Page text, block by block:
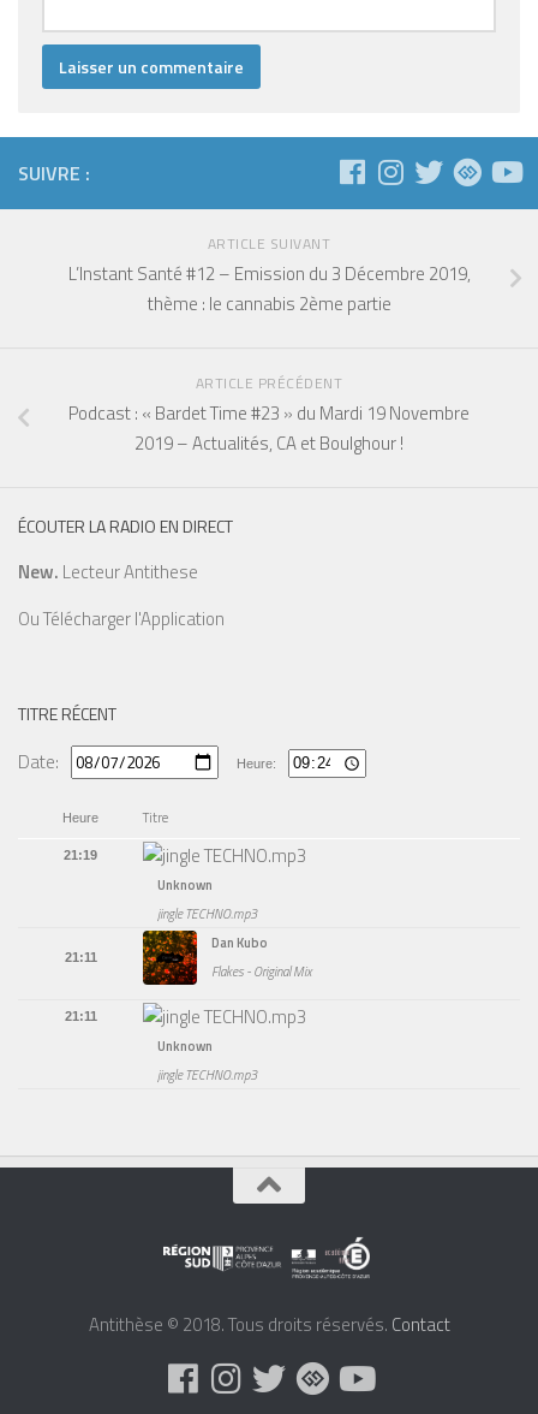
SUIVRE :
ARTICLE SUIVANT
L’Instant Santé #12 – Emission du 3 Décembre 2019,
thème : le cannabis 2ème partie
ARTICLE PRÉCÉDENT
Podcast : « Bardet Time #23 » du Mardi 19 Novembre
2019 – Actualités, CA et Boulghour !
ÉCOUTER LA RADIO EN DIRECT
New. Lecteur Antithese
OuTélécharger l'Application
TITRE RÉCENT
Date: Heure:
Heure Titre
21:19
Unknown
jingle TECHNO.mp3
21:11
Dan Kubo
Flakes - Original Mix
21:11
Unknown
jingle TECHNO.mp3
Antithèse © 2018. Tous droits réservés. Contact